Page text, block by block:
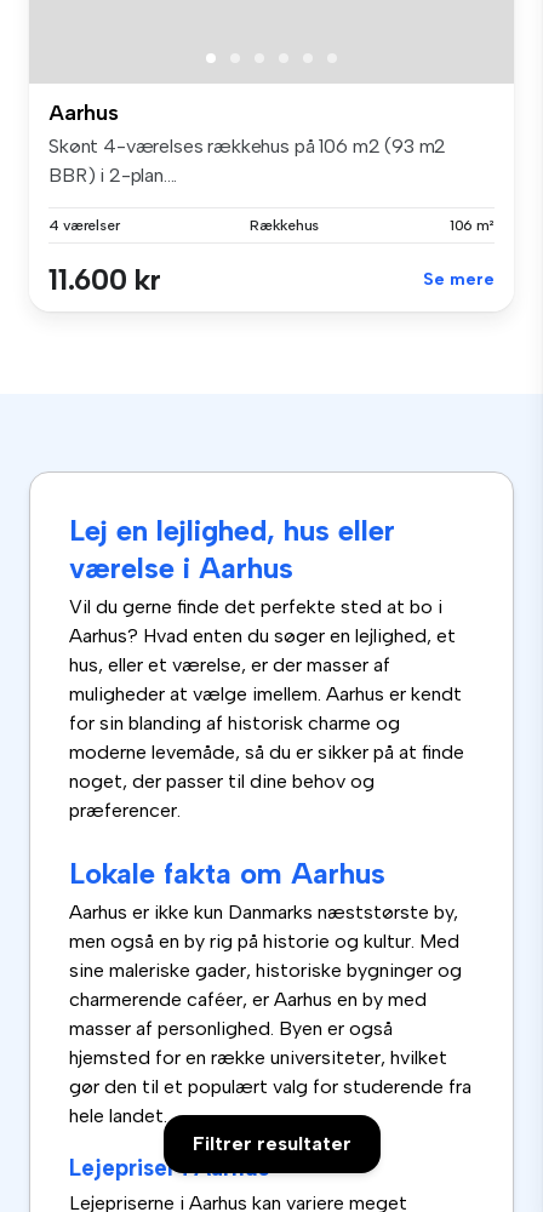
Filtrer resultater
Aarhus
Skønt 4-værelses rækkehus på 106 m2 (93 m2
BBR) i 2-plan....
4 værelser Rækkehus 106 m²
11.600 kr Se mere
Lej en lejlighed, hus eller
værelse i Aarhus
Vil du gerne finde det perfekte sted at bo i
Aarhus? Hvad enten du søger en lejlighed, et
hus, eller et værelse, er der masser af
muligheder at vælge imellem. Aarhus er kendt
for sin blanding af historisk charme og
moderne levemåde, så du er sikker på at finde
noget, der passer til dine behov og
præferencer.
Lokale fakta om Aarhus
Aarhus er ikke kun Danmarks næststørste by,
men også en by rig på historie og kultur. Med
sine maleriske gader, historiske bygninger og
charmerende caféer, er Aarhus en by med
masser af personlighed. Byen er også
hjemsted for en række universiteter, hvilket
gør den til et populært valg for studerende fra
hele landet.
Lejepriser i Aarhus
Lejepriserne i Aarhus kan variere meget